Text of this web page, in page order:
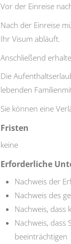
Vor der Einreise
Nach der Einreise
Ihr Visum abläuft.
Anschließend
Die
lebenden
Sie können eine
Fristen
keine
Erforderliche
Nachweis der
Nachweis des
Nachweis, dass
Nachweis, dass
beeinträchtigen